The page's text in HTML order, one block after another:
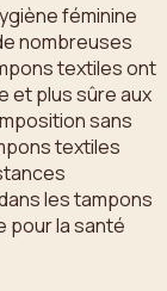
féminine
nombreuses
textiles ont
et plus sûre aux
sans
textiles
les tampons
pour la santé